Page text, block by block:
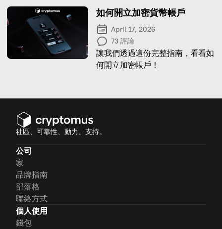
如何開立加密貨幣帳戶
April 17, 2026
73 評論
讓我們透過這份完整指南，看看如
何開立加密帳戶！
社區、可靠性、動力、支持。
公司
家
品牌指南
部落格
聯絡方式
個人使用
錢包